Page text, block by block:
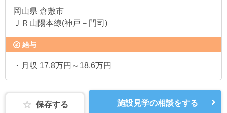
岡山県 倉敷市
ＪＲ山陽本線(神戸－門司)
給与
・月収 17.8万円～18.6万円
保存する 施設見学の相談をする